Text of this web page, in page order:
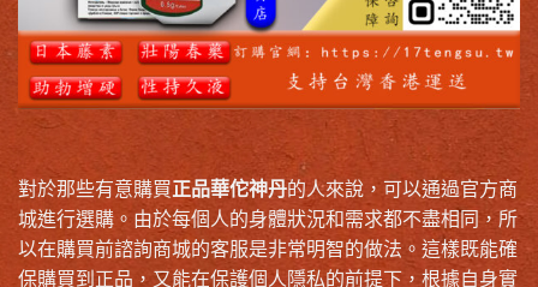
對於那些有意購買正品華佗神丹的人來說，可以通過官方商
城進行選購。由於每個人的身體狀況和需求都不盡相同，所
以在購買前諮詢商城的客服是非常明智的做法。這樣既能確
保購買到正品，又能在保護個人隱私的前提下，根據自身實